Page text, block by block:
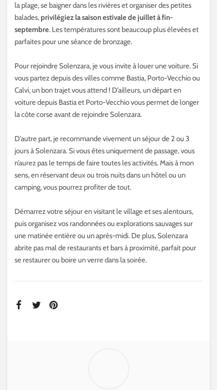
la plage, se baigner dans les rivières et organiser des petites
balades, privilégiez la saison estivale de juillet à fin-
septembre. Les températures sont beaucoup plus élevées et
parfaites pour une séance de bronzage.
Pour rejoindre Solenzara, je vous invite à louer une voiture. Si
vous partez depuis des villes comme Bastia, Porto-Vecchio ou
Calvi, un bon trajet vous attend ! D’ailleurs, un départ en
voiture depuis Bastia et Porto-Vecchio vous permet de longer
la côte corse avant de rejoindre Solenzara.
D’autre part, je recommande vivement un séjour de 2 ou 3
jours à Solenzara. Si vous êtes uniquement de passage, vous
n’aurez pas le temps de faire toutes les activités. Mais à mon
sens, en réservant deux ou trois nuits dans un hôtel ou un
camping, vous pourrez profiter de tout.
Démarrez votre séjour en visitant le village et ses alentours,
puis organisez vos randonnées ou explorations sauvages sur
une matinée entière ou un après-midi. De plus, Solenzara
abrite pas mal de restaurants et bars à proximité, parfait pour
se restaurer ou boire un verre dans la soirée.